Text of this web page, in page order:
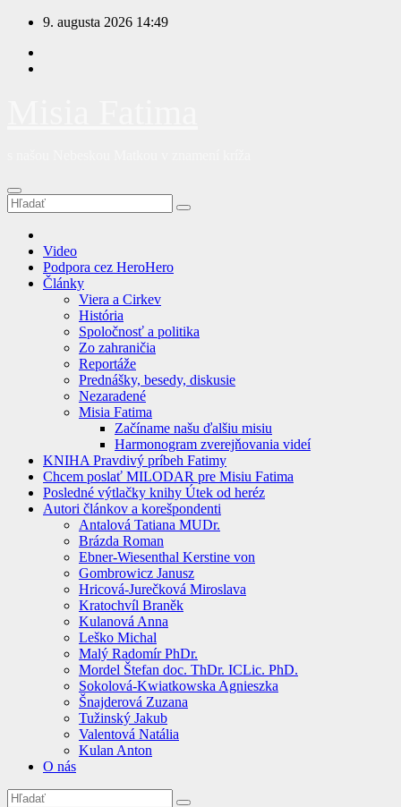
Prejsť
obsah
9. augusta 2026 14:49
Video
Podpora cez HeroHero
Články
Viera a Cirkev
História
Spoločnosť a politika
Zo zahraničia
Reportáže
Prednášky, besedy, diskusie
Nezaradené
Misia Fatima
Začíname našu ďalšiu misiu
Harmonogram zverejňovania videí
KNIHA Pravdivý príbeh Fatimy
Chcem poslať MILODAR pre Misiu Fatima
Posledné výtlačky knihy Útek od heréz
Autori článkov a korešpondenti
Antalová Tatiana MUDr.
Brázda Roman
Ebner-Wiesenthal Kerstine von
Gombrowicz Janusz
Hricová-Jurečková Miroslava
Kratochvíl Braněk
Kulanová Anna
Leško Michal
Malý Radomír PhDr.
Mordel Štefan doc. ThDr. ICLic. PhD.
Sokolová-Kwiatkowska Agnieszka
Šnajderová Zuzana
Tužinský Jakub
Valentová Natália
Kulan Anton
O nás